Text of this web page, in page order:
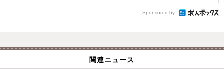
Sponsored by
関連ニュース